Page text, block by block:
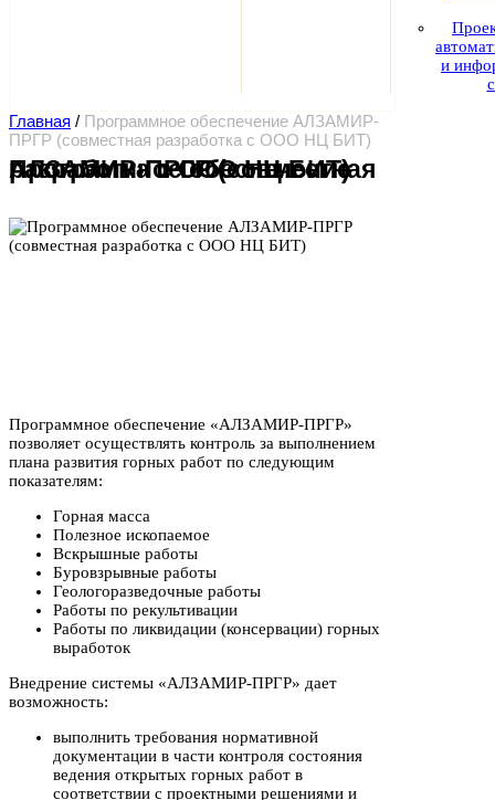
и
Главная / Программное обеспечение АЛЗАМИР-
ПРГР (совместная разработка с ООО НЦ БИТ)
Программное обеспечение АЛЗАМИР-ПРГР (совместная разработка с ООО НЦ БИТ)
Программное обеспечение «АЛЗАМИР-ПРГР»
позволяет осуществлять контроль за выполнением
плана развития горных работ по следующим
показателям:
Горная масса
Полезное ископаемое
Вскрышные работы
Буровзрывные работы
Геологоразведочные работы
Работы по рекультивации
Работы по ликвидации (консервации) горных
выработок
Внедрение системы «АЛЗАМИР-ПРГР» дает
возможность:
выполнить требования нормативной
документации в части контроля состояния
ведения открытых горных работ в
соответствии с проектными решениями и